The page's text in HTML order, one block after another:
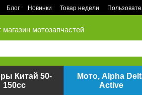
Блог Новинки Товар недели
мотозапчастей
Китай 50-
150сс
Мото, Alpha
Active